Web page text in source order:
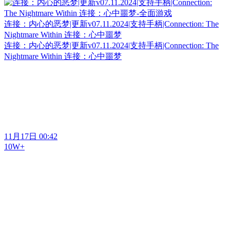
连接：内心的恶梦|更新v07.11.2024|支持手柄|Connection: The
Nightmare Within 连接：心中噩梦
连接：内心的恶梦|更新v07.11.2024|支持手柄|Connection: The
Nightmare Within 连接：心中噩梦
11月17日 00:42
10W+